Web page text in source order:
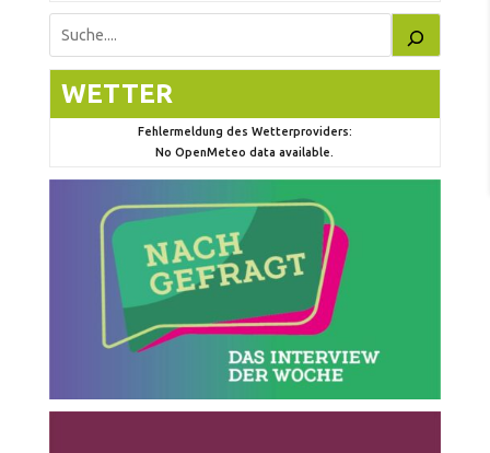
Suchen
WETTER
Fehlermeldung des Wetterproviders:
No OpenMeteo data available.